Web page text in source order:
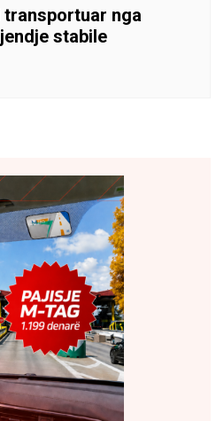
transportuar nga
stabile